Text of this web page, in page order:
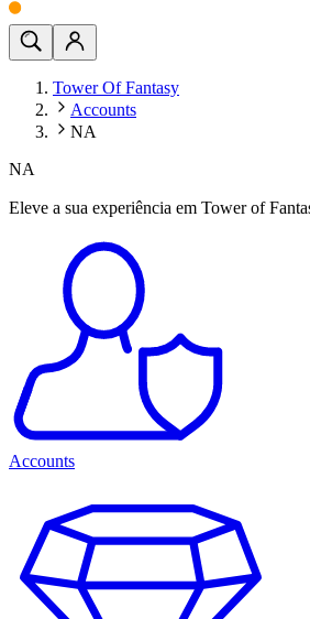
Tower Of Fantasy
Accounts
NA
NA
Eleve a sua experiência em Tower of
Accounts